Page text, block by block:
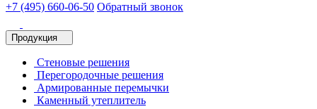
+7 (495) 660-06-50 Обратный звонок
Продукция
Стеновые решения
Перегородочные решения
Армированные перемычки
Каменный утеплитель